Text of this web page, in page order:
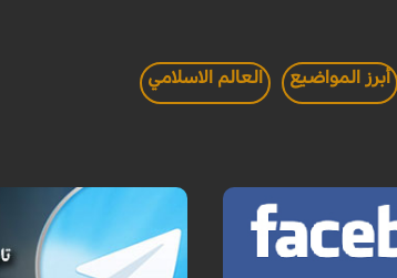
أبرز المواضيع العالم الاسلامي